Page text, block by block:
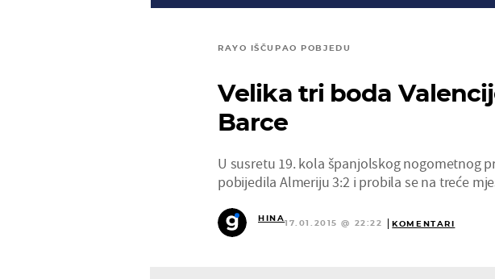
RAYO IŠČUPAO POBJEDU
Velika tri boda
Barce
U susretu 19. kola španjolskog nogometnog
pobijedila Almeriju 3:2 i probila se na treće
HINA
17.01.2015 @ 22:22 KOMENTARI